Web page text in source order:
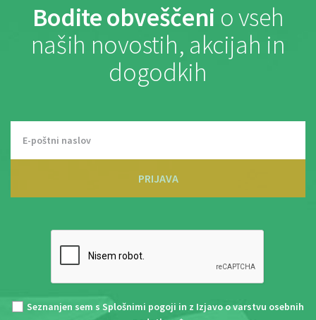
Bodite obveščeni o vseh
naših novostih, akcijah in
dogodkih
PRIJAVA
Seznanjen sem s Splošnimi pogoji in z Izjavo o varstvu osebnih